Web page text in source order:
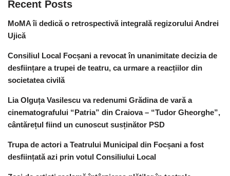
Recent Posts
MoMA îi dedică o retrospectivă integrală regizorului Andrei
Ujică
Consiliul Local Focșani a revocat în unanimitate decizia de
desființare a trupei de teatru, ca urmare a reacțiilor din
societatea civilă
Lia Olguța Vasilescu va redenumi Grădina de vară a
cinematografului “Patria” din Craiova – “Tudor Gheorghe”,
cântărețul fiind un cunoscut susținător PSD
Trupa de actori a Teatrului Municipal din Focșani a fost
desființată azi prin votul Consiliului Local